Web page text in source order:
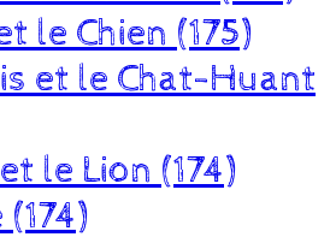
le Chien (175)
et le Chat-Huant
le Lion (174)
(174)